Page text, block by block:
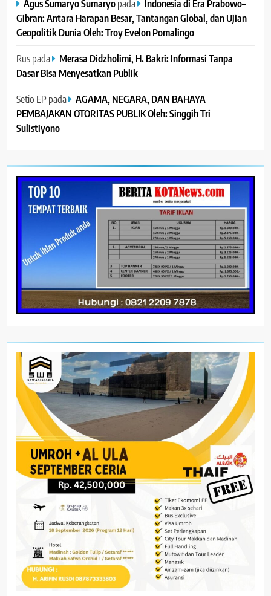
Agus Sumaryo Sumaryopada
Indonesia di Era Prabowo–
Gibran: Antara Harapan Besar, Tantangan Global, dan Ujian
Geopolitik Dunia Oleh: Troy Evelon Pomalingo
Ruspada
Merasa Didzholimi, H. Bakri: Informasi Tanpa
Dasar Bisa Menyesatkan Publik
Setio EP pada
AGAMA, NEGARA, DAN BAHAYA
PEMBAJAKAN OTORITAS PUBLIK Oleh: Singgih Tri
Sulistiyono